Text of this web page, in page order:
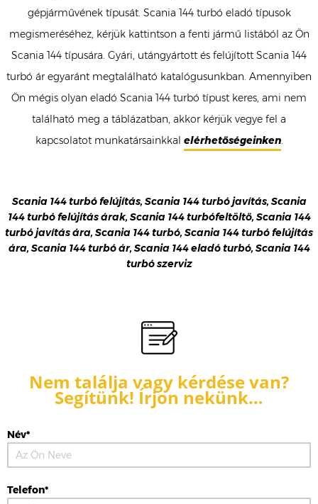
gépjárművének típusát. Scania 144 turbó eladó típusok
megismeréséhez, kérjük kattintson a fenti jármű listából az Ön
Scania 144 típusára. Gyári, utángyártott és felújított Scania 144
turbó ár egyaránt megtalálható katalógusunkban. Amennyiben
Ön mégis olyan eladó Scania 144 turbó típust keres, ami nem
található meg a táblázatban, akkor kérjük vegye fel a
kapcsolatot munkatársainkkal elérhetőségeinken.
Scania 144 turbó felújítás, Scania 144 turbó javítás, Scania
144 turbó felújítás árak, Scania 144 turbófeltöltő, Scania 144
turbó javítás ára, Scania 144 turbó, Scania 144 turbó felújítás
ára, Scania 144 turbó ár, Scania 144 eladó turbó, Scania 144
turbó szerviz
Nem találja vagy kérdése van?
Segítünk! Írjon nekünk…
Név*
Telefon*